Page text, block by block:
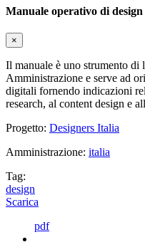
Manuale operativo di design
×
Il manuale è uno strumento di
Amministrazione e serve ad
digitali fornendo indicazioni
research, al content design e
Progetto: Designers Italia
Amministrazione: italia
Tag:
design
Scarica
pdf